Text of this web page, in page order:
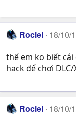
Rociel 18/10/
thế em ko biết cái
hack để chơi DLC/
Rociel 18/10/